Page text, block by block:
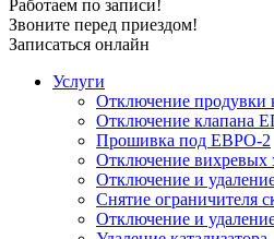
Работаем по записи!
Звоните перед приездом!
Записаться онлайн
Услуги
Отключение продувки
Отключение клапана
Прошивка под ЕВРО-2
Отключение вихревых
Отключение и
Снятие ограничителя
Отключение и